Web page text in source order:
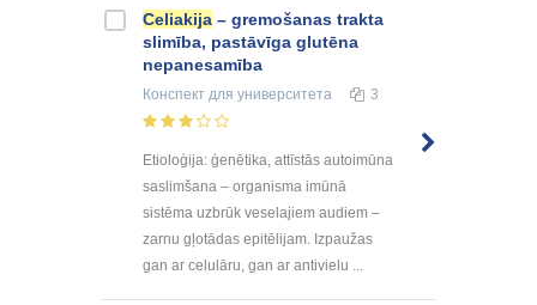
Celiakija – gremošanas trakta
slimība, pastāvīga glutēna
nepanesamība
Конспект для университета 3
Etioloģija: ģenētika, attīstās autoimūna
saslimšana – organisma imūnā
sistēma uzbrūk veselajiem audiem –
zarnu gļotādas epitēlijam. Izpaužas
gan ar celulāru, gan ar antivielu ...